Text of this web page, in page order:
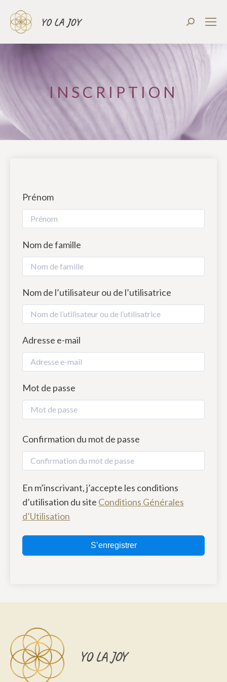
INSCRIPTION
Prénom
Nom de famille
Nom de l’utilisateur ou de l’utilisatrice
Adresse e-mail
Mot de passe
Confirmation du mot de passe
En m’inscrivant, j’accepte les conditions
d’utilisation du site Conditions Générales
d’Utilisation
S’enregistrer
YO LA JOY